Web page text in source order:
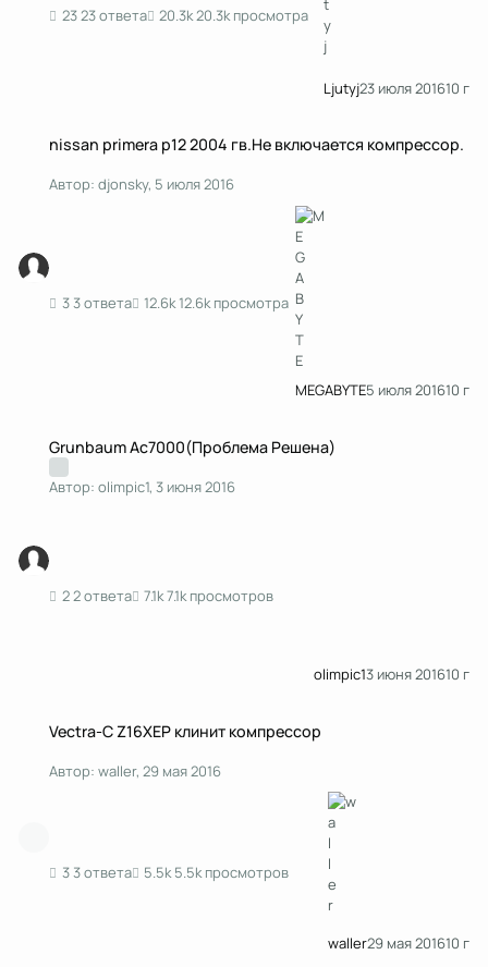
23 ответа 20.3k просмотра
Ljutyj23 июля 201610 г
nissan primera p12 2004 гв.Не включается компрессор.
Автор: djonsky, 5 июля 2016
3 ответа 12.6k просмотра
MEGABYTE5 июля 201610 г
Grunbaum Ac7000(Проблема Решена)
Автор: olimpic1, 3 июня 2016
2 ответа 7.1k просмотров
olimpic13 июня 201610 г
Vectra-C Z16XEP клинит компрессор
Автор: waller, 29 мая 2016
3 ответа 5.5k просмотров
waller29 мая 201610 г